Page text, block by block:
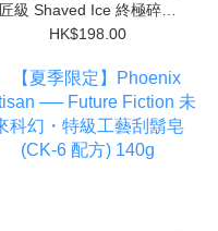
匠級 Shaved Ice 終極碎冰
感「急凍」鬚後水
HK$198.00